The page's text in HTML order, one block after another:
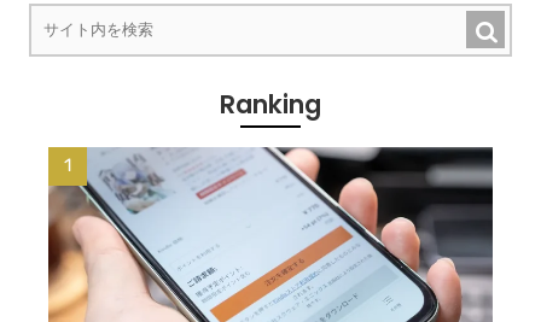
Ranking